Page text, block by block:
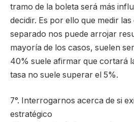
tramo de la boleta será más
decidir. Es por ello que medir
separado nos puede arrojar
mayoría de los casos, suelen
40% suele afirmar que cortará
tasa no suele superar el 5%.
7°. Interrogarnos acerca de si
estratégico